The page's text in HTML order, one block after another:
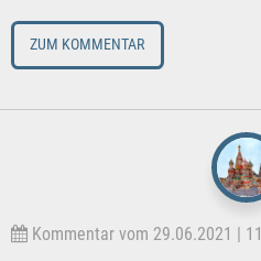
ZUM KOMMENTAR
Kommentar vom 29.06.2021 |